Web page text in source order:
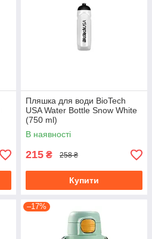
Пляшка для води BioTech
USA Water Bottle Snow White
(750 ml)
В наявності
215 ₴ 258 ₴
Купити
–17%